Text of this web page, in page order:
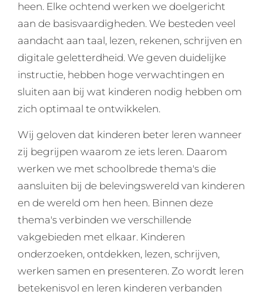
heen. Elke ochtend werken we doelgericht
aan de basisvaardigheden. We besteden veel
aandacht aan taal, lezen, rekenen, schrijven en
digitale geletterdheid. We geven duidelijke
instructie, hebben hoge verwachtingen en
sluiten aan bij wat kinderen nodig hebben om
zich optimaal te ontwikkelen.
Wij geloven dat kinderen beter leren wanneer
zij begrijpen waarom ze iets leren. Daarom
werken we met schoolbrede thema's die
aansluiten bij de belevingswereld van kinderen
en de wereld om hen heen. Binnen deze
thema's verbinden we verschillende
vakgebieden met elkaar. Kinderen
onderzoeken, ontdekken, lezen, schrijven,
werken samen en presenteren. Zo wordt leren
betekenisvol en leren kinderen verbanden